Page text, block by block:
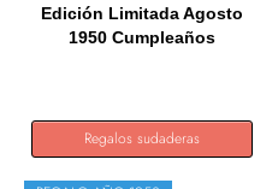
Edición Limitada Agosto
1950 Cumpleaños
Regalos sudaderas